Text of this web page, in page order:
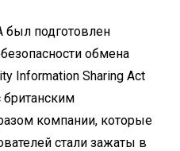
подготовлен
обмена
Information Sharing Act
британским
компании, которые
стали зажаты в